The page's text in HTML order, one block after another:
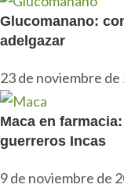
Glucomanano:
adelgazar
23 de noviembre de
Maca en
guerreros Incas
9 de noviembre de